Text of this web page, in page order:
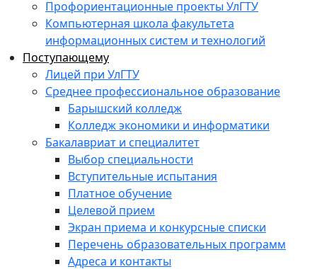
Профориентационные проекты УлГТУ
Компьютерная школа факультета
информационных систем и технологий
Поступающему
Лицей при УлГТУ
Среднее профессиональное образование
Барышский колледж
Колледж экономики и информатики
Бакалавриат и специалитет
Выбор специальности
Вступительные испытания
Платное обучение
Целевой прием
Экран приема и конкурсные списки
Перечень образовательных программ
Адреса и контакты